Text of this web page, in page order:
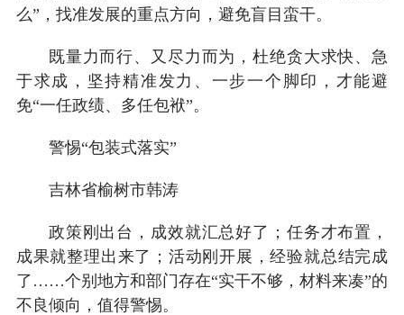
么”，找准发展的重点方向，避免盲目蛮干。
既量力而行、又尽力而为，杜绝贪大求快、急
于求成，坚持精准发力、一步一个脚印，才能避
免“一任政绩、多任包袱”。
警惕“包装式落实”
吉林省榆树市韩涛
政策刚出台，成效就汇总好了；任务才布置，
成果就整理出来了；活动刚开展，经验就总结完成
了……个别地方和部门存在“实干不够，材料来凑”的
不良倾向，值得警惕。